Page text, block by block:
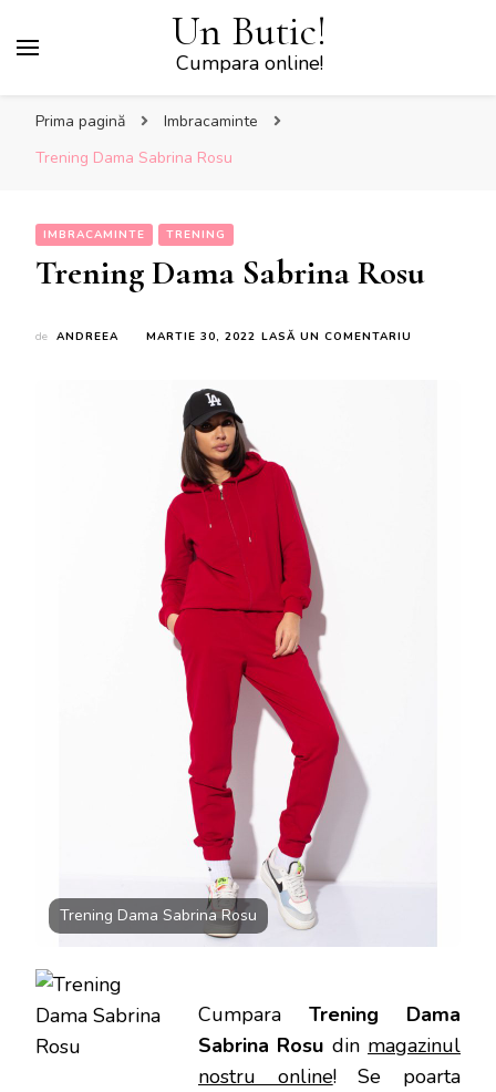
Un Butic!
Cumpara online!
Prima pagină
Imbracaminte
Trening Dama Sabrina Rosu
IMBRACAMINTE TRENING
Trening Dama Sabrina Rosu
de ANDREEA MARTIE 30, 2022 LASĂ UN COMENTARIU
Trening Dama Sabrina Rosu
Cumpara Trening Dama
Sabrina Rosu din magazinul
nostru online! Se poarta